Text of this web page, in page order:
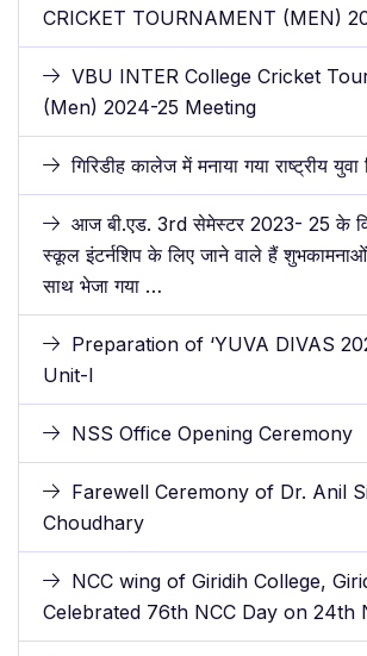
CRICKET TOURNAMENT (MEN)
VBU INTER College Cricket
(Men) 2024-25 Meeting
गिरिडीह कालेज में मनाया गया राष्ट्रीय युवा
आज बी.एड. 3rd सेमेस्टर 2023- 25 के
स्कूल इंटर्नशिप के लिए जाने वाले हैं
साथ भेजा गया …
Preparation of ‘YUVA DIVAS
Unit-I
NSS Office Opening Ceremony
Farewell Ceremony of Dr. Anil
Choudhary
NCC wing of Giridih College,
Celebrated 76th NCC Day on 24th